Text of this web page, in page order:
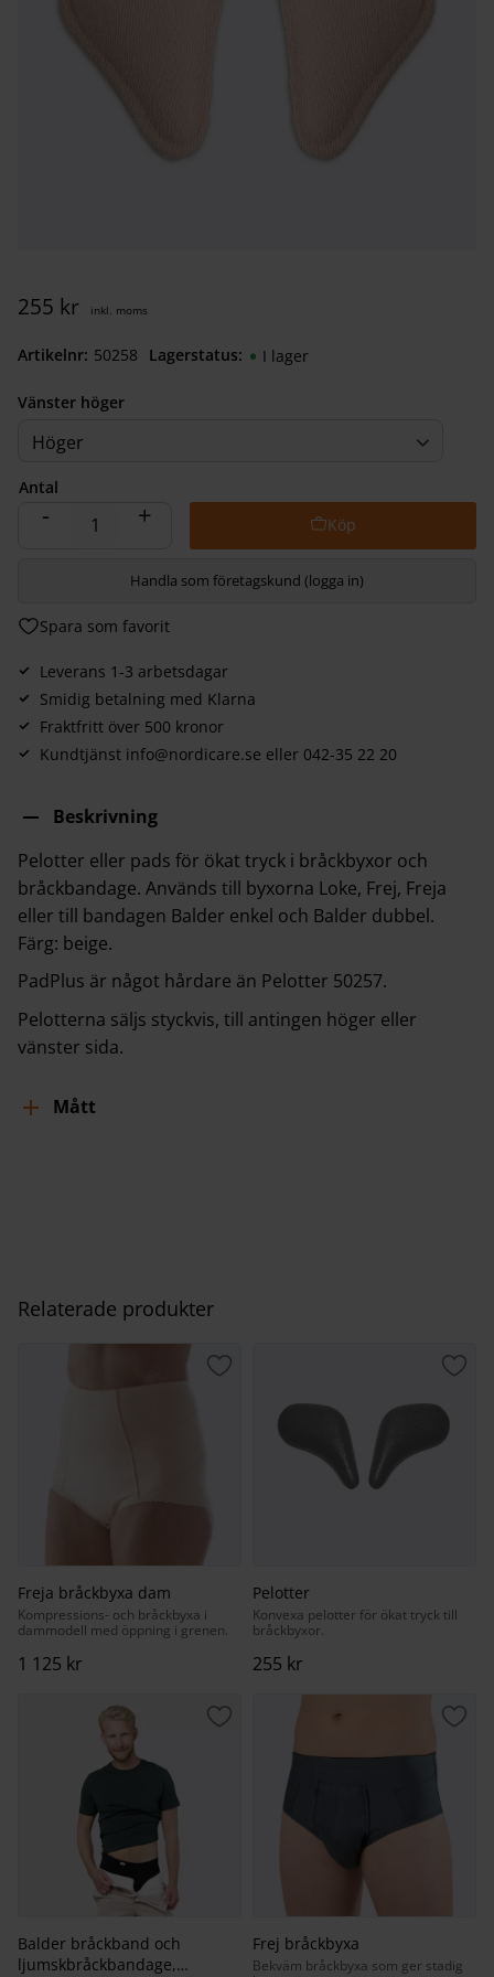
255 kr
Vänster höger
Höger
Antal
+
-
Lägg till i favoriter
Handla som företagskund (logga in)
Leverans 1-3 arbetsdagar
Smidig betalning med Klarna
Fraktfritt över 500 kronor
Kundtjänst info@nordicare.se eller 042-35 22 20
Lagerstatus I lager
Artikelnr 502582850
Beskrivning
Pelotter eller pads för ökat tryck i bråckbyxor och
bråckbandage. Används till byxorna Loke, Frej, Freja
eller till bandagen Balder enkel och Balder dubbel.
Färg: beige.
PadPlus är något hårdare än Pelotter 50257.
Pelotterna säljs styckvis, till antingen höger eller
vänster sida.
Mått
Relaterade produkter
Freja bråckbyxa dam
Kompressions- och bråckbyxa i
dammodell med öppning i grenen.
1 125 kr
Lägg till i favoriter
Pelotter
Konvexa pelotter för ökat tryck till
bråckbyxor.
255 kr
Balder bråckband och
ljumskbråckbandage,
Lägg till i favoriter
Frej bråckbyxa
Bekväm bråckbyxa som ger stadig